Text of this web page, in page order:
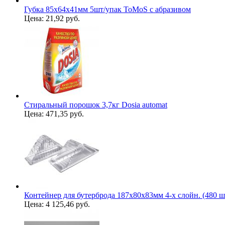
Губка 85х64х41мм 5шт/упак ToMoS с абразивом
Цена: 21,92 руб.
Стиральный порошок 3,7кг Dosia automat
Цена: 471,35 руб.
Контейнер для бутерброда 187х80х83мм 4-х слойн. (480
Цена: 4 125,46 руб.